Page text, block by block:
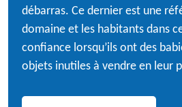
débarras. Ce dernier est une
domaine et les habitants dans
confiance lorsqu’ils ont des
objets inutiles à vendre en leur